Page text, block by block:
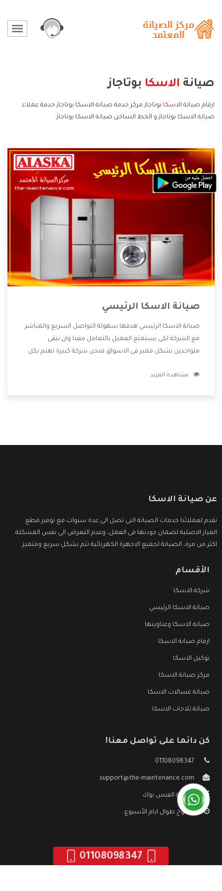
صيانة الاسكا بوتاجاز
ارقام صيانة الاسكا بوتاجاز مركز خدمة صيانة الاسكا بوتاجاز خدمة عملاء
صيانة الاسكا بوتاجاز و الخط الساخن صيانة الاسكا بوتاجاز.
صيانة الاسكا الرئيسي
صيانة الاسكا الرئيسي هدفها سهولة التواصل السريع والمباشر
مع الشركة لكى يستمتع العميل بالتعامل معنا وان نبقى
متواجدين بشكل مميز فى الاسواق فنحن شركة كبيرة نهتم بكل
الشركة بها والتى تكون منها خدمة الصيانة التى تكون من أهم
مشاهدة المزيد
عن صيانة الاسكا
نقدم لعملائنا خدمات الصيانة التى تصل الى عدة سنوات مع توفير قطع
الغيار الاصلية لضمان جودتها فى العمل، وعدم التعرض الى نفس المشكلة
اكثر من مرة، الصيانة لجميع الاجهزة الكهربائية تتم بشكل سريع ومتميز.
الأقسام
شركة الاسكا
صيانة الاسكا الرئيسي
صيانة الاسكا وعناوينها
ارقام صيانة الاسكا
توكيل الاسكا
مركز صيانة الاسكا
صيانة غسالات الاسكا
صيانة ثلاجات الاسكا
كن دائما على تواصل معنا!
01108098347
support@the-maintenance.com
صفحة الفيس بوك
مفتوح طوال ايام الأسبوع
01108098347